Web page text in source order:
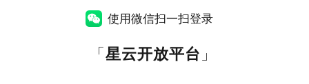
使用微信扫一扫登录
「星云开放平台 」